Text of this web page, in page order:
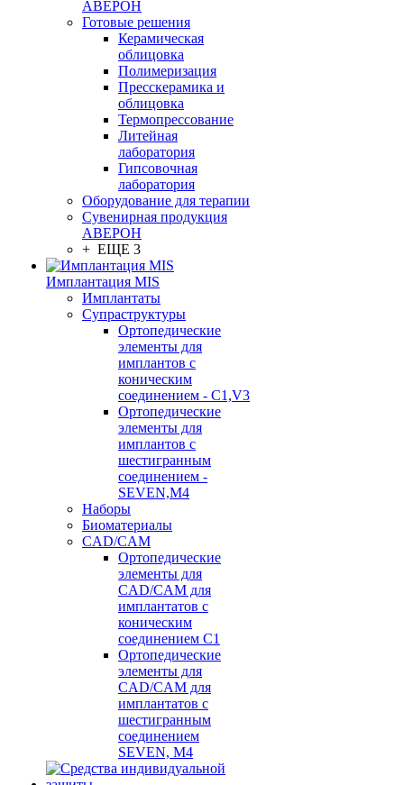
АВЕРОН
Готовые решения
Керамическая
облицовка
Полимеризация
Пресскерамика и
облицовка
Термопрессование
Литейная
лаборатория
Гипсовочная
лаборатория
Оборудование для терапии
Сувенирная продукция
АВЕРОН
+ ЕЩЕ 3
Имплантация MIS
Имплантаты
Супраструктуры
Ортопедические
элементы для
имплантов с
коническим
соединением - C1,V3
Ортопедические
элементы для
имплантов с
шестигранным
соединением -
SEVEN,M4
Наборы
Биоматериалы
CAD/CAM
Ортопедические
элементы для
CAD/CAM для
имплантатов с
коническим
соединением С1
Ортопедические
элементы для
CAD/CAM для
имплантатов с
шестигранным
соединением
SEVEN, М4